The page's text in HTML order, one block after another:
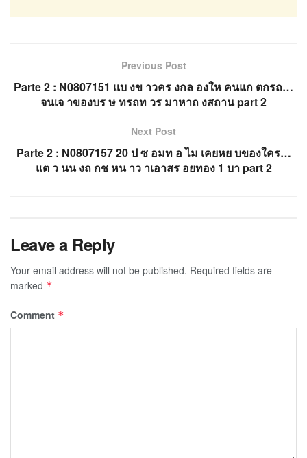
Previous Post
Parte 2 : N0807151 แบ งข าวคร งกล องให คนแก ตกรถ…
จนเจ าของบร ษ ทรถท วร มาหาถ งสถาน part 2
Next Post
Parte 2 : N0807157 20 ป ซ อมท อ ไม เคยหย บของใคร…
แต ว นน งถ กช หน าว าเอาสร อยทอง 1 บา part 2
Leave a Reply
Your email address will not be published. Required fields are
marked *
Comment *